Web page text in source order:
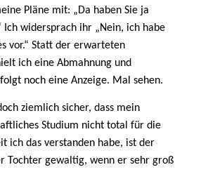
Pläne mit: „Da haben Sie ja
Ich widersprach ihr „Nein, ich habe
vor.“ Statt der erwarteten
ich eine Abmahnung und
noch eine Anzeige. Mal sehen.
ziemlich sicher, dass mein
Studium nicht total für die
ich das verstanden habe, ist der
Tochter gewaltig, wenn er sehr groß